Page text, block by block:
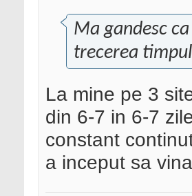
Ma gandesc
trecerea
La mine pe 3
din 6-7 in 6-7
constant
a inceput sa